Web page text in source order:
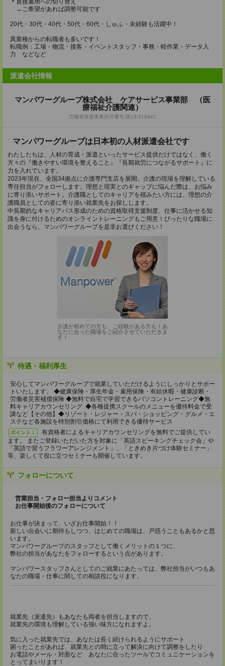
＊直接雇用への切り替え
→ご希望があれば調整可能です
20代・30代・40代・50代・60代・しゅふ・未経験も活躍中！
異業種からの転職者も多いです！
転職例：工場・物流・接客・イベントスタッフ・事務・軽作業・データ入
力 などなど
派遣会社情報
マンパワーグループ株式会社 ケアサービス事業部 （医
療福祉介護関連）
労働者派遣事業許可番号:派13-315642
マンパワーグループは日本初の人材派遣会社です
わたしたちは、人材の育成・派遣といったサービス提供だけではなく、働く
方々の『働きやすい環境を整えること』『長期就労につながるサポート』に
力を入れています。
2023年現在、全国34拠点に介護専門支店を展開。介護の現場を理解している
専任担当がフォローします。理想と現実とのギャップに悩んだ際は、お悩み
に寄り添いサポート。介護職としてのキャリアを積みたい方には、理想の介
護職員としての姿に寄り添い就業先をお探しします。
中長期的なキャリアパス形成のための資格取得支援制度、仕事に活かせる知
識を身に付けるためのオンライントレーニングもご用意！ぴったりな職場に
出会うなら、マンパワーグループを是非お選びください！
介護が初めての方も、ご経験がある方も！あ
なたに合った職場をご紹介させていただきま
す！
待遇・福利厚生
安心してマンパワーグループで就業していただけるようにしっかりとサポー
トいたします。 ◆健康保険・厚生年金・雇用保険・有給休暇・健康診断・
労働者災害補償保険 ◆無料で自宅で学習できるパソコントレーニング◆無
料キャリアカウンセリング ◆各種提携スクールのメニューを優待料金で受
講など【その他】◆リゾート・レジャー・スパ・ショッピング・グルメ・エ
ステなど各施設を特別割引価格にて利用できる優待サービス
ポイント！
有資格者によるキャリアカウンセリングを無料でご提供してい
ます。 またご登録いただいた方を対象に「英語スピーキングチェック会」や
「英語で習うフラワーアレンジメント」、「ときめき片づけ体験セミナー」
等、楽しくて役に立つセミナーも開催しています。
フォローについて
営業担当・フォロー担当よりコメント
お仕事開始後のフォローについて
お仕事が決まって、いざお仕事開始！！
新しい出会いに期待もしつつ、はじめての職場は、戸惑うこともあるかと思
います。
マンパワーグループのスタッフとして働くメリットの１つに、
弊社の担当があなたをフォローするという点があります。
マンパワースタッフさんとしてのご就業にあたっては、弊社担当がいつもあ
なたの職場・仕事に関しての相談役になります。
就業先（派遣先）もあなたも両者を担当しますので、
就業先の環境も理解している強い味方になれますよ。
気に入った就業先では、あなたは長く続けられるようにサポート
困ったことがあれば、就業先との間に立って解決に向けて調整をしたり
お電話やメール・対面など あなたに合ったツールでコミュニケーションを
とってまいります！